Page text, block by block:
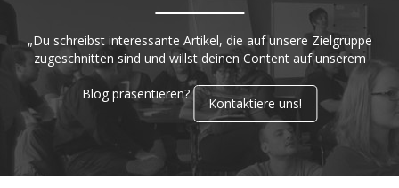
„Du schreibst interessante Artikel, die auf unsere Zielgruppe
zugeschnitten sind und willst deinen Content auf unserem
Blog präsentieren?
Kontaktiere uns!